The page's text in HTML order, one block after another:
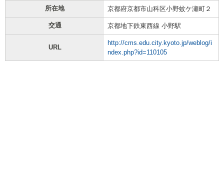
所在地 京都府京都市山科区小野蚊ケ瀬町２
交通 京都地下鉄東西線 小野駅
URL
http://cms.edu.city.kyoto.jp/weblog/i
ndex.php?id=110105